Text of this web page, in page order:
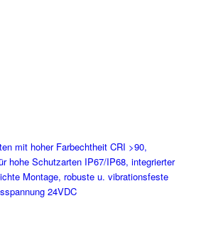
mit hoher Farbechtheit CRI >90,
hohe Schutzarten IP67/IP68, integrierter
Montage, robuste u. vibrationsfeste
24VDC